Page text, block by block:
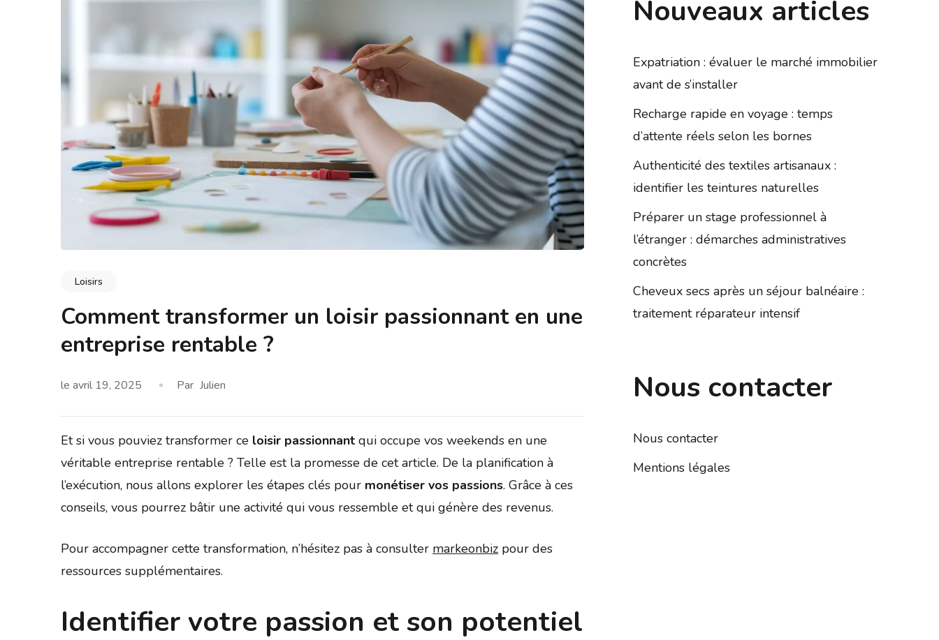
Loisirs
Comment transformer un loisir passionnant en une
entreprise rentable ?
le avril 19, 2025 Par Julien
Et si vous pouviez transformer ce loisir passionnant qui occupe vos weekends en une
véritable entreprise rentable ? Telle est la promesse de cet article. De la planification à
l’exécution, nous allons explorer les étapes clés pour monétiser vos passions. Grâce à ces
conseils, vous pourrez bâtir une activité qui vous ressemble et qui génère des revenus.
Pour accompagner cette transformation, n’hésitez pas à consulter markeonbiz pour des
ressources supplémentaires.
Identifier votre passion et son potentiel
Nouveaux articles
Expatriation : évaluer le marché immobilier
avant de s’installer
Recharge rapide en voyage : temps
d’attente réels selon les bornes
Authenticité des textiles artisanaux :
identifier les teintures naturelles
Préparer un stage professionnel à
l’étranger : démarches administratives
concrètes
Cheveux secs après un séjour balnéaire :
traitement réparateur intensif
Nous contacter
Nous contacter
Mentions légales